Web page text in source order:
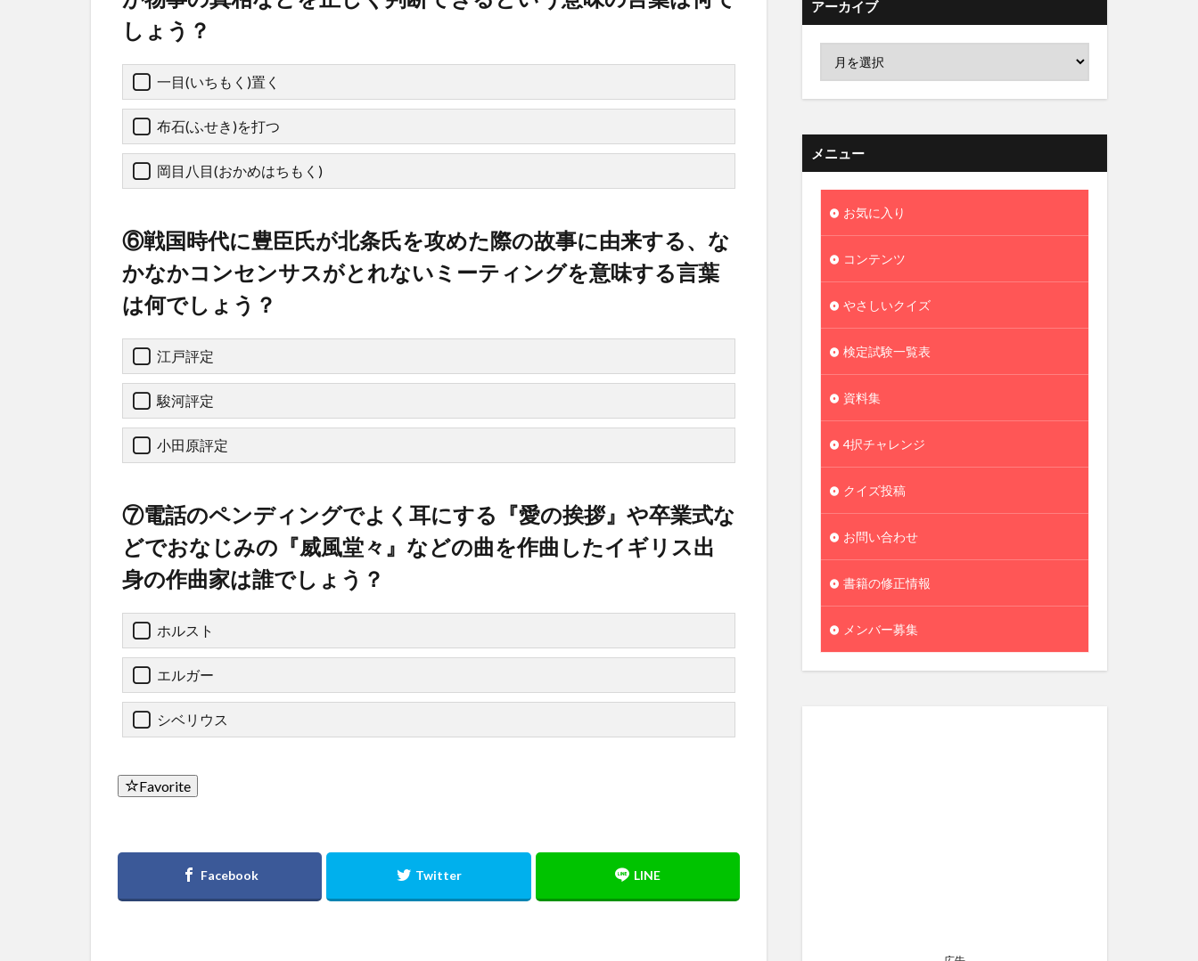
しょう？
一目(いちもく)置く
布石(ふせき)を打つ
岡目八目(おかめはちもく)
⑥戦国時代に豊臣氏が北条氏を攻めた際の故事に由来する、な
かなかコンセンサスがとれないミーティングを意味する言葉
は何でしょう？
江戸評定
駿河評定
小田原評定
⑦電話のペンディングでよく耳にする『愛の挨拶』や卒業式な
どでおなじみの『威風堂々』などの曲を作曲したイギリス出
身の作曲家は誰でしょう？
ホルスト
エルガー
シベリウス
Favorite
アーカイブ
メニュー
お気に入り
コンテンツ
やさしいクイズ
検定試験一覧表
資料集
4択チャレンジ
クイズ投稿
お問い合わせ
書籍の修正情報
メンバー募集